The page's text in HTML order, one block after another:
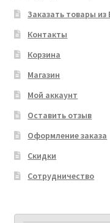
Заказать товары из
Контакты
Корзина
Магазин
Мой аккаунт
Оставить отзыв
Оформление заказа
Скидки
Сотрудничество